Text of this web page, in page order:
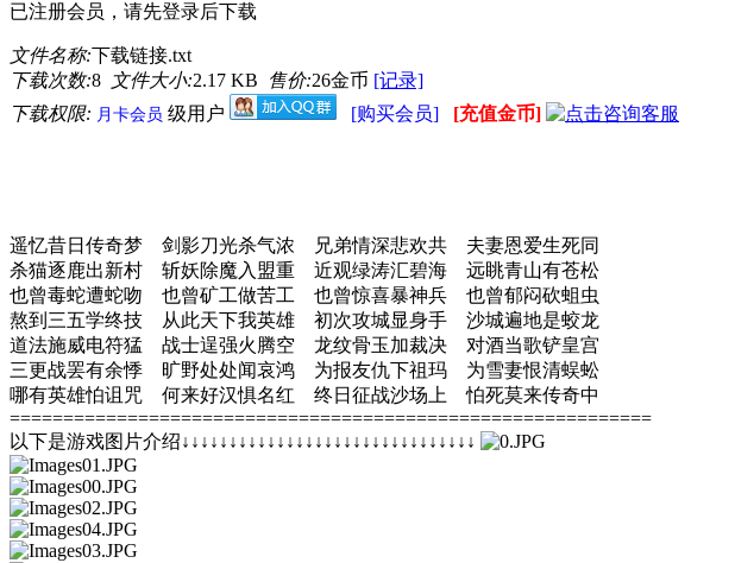
已注册会员，请先登录后下载
文件名称:下载链接.txt
下载次数:8 文件大小:2.17 KB 售价:26金币 [记录]
下载权限: 月卡会员 级用户 [购买会员] [充值金币]
遥忆昔日传奇梦 剑影刀光杀气浓 兄弟情深悲欢共 夫妻恩爱生死同
杀猫逐鹿出新村 斩妖除魔入盟重 近观绿涛汇碧海 远眺青山有苍松
也曾毒蛇遭蛇吻 也曾矿工做苦工 也曾惊喜暴神兵 也曾郁闷砍蛆虫
熬到三五学终技 从此天下我英雄 初次攻城显身手 沙城遍地是蛟龙
道法施威电符猛 战士逞强火腾空 龙纹骨玉加裁决 对酒当歌铲皇宫
三更战罢有余悸 旷野处处闻哀鸿 为报友仇下祖玛 为雪妻恨清蜈蚣
哪有英雄怕诅咒 何来好汉惧名红 终日征战沙场上 怕死莫来传奇中
============================================================
以下是游戏图片介绍↓↓↓↓↓↓↓↓↓↓↓↓↓↓↓↓↓↓↓↓↓↓↓↓↓↓↓↓↓↓↓